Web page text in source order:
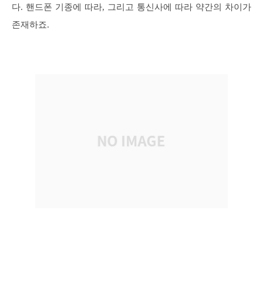
다. 핸드폰 기종에 따라, 그리고 통신사에 따라 약간의 차이가
존재하죠.